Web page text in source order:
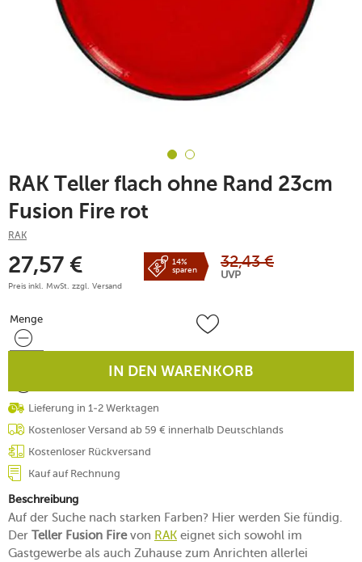
RAK Teller flach ohne Rand 23cm
Fusion Fire rot
RAK
27,57 €
Preis inkl. MwSt. zzgl. Versand
14%
sparen
32,43 €
UVP
Menge
Menge
IN DEN WARENKORB
Lieferung in 1-2 Werktagen
Kostenloser Versand ab 59 € innerhalb Deutschlands
Kostenloser Rückversand
Kauf auf Rechnung
Beschreibung
Auf der Suche nach starken Farben? Hier werden Sie fündig.
Der Teller Fusion Firevon RAK eignet sich sowohl im
Gastgewerbe als auch Zuhause zum Anrichten allerlei